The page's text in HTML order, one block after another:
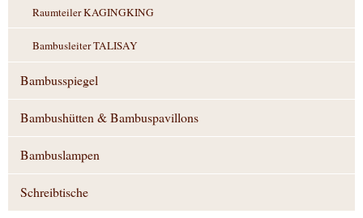
Raumteiler KAGINGKING
Bambusleiter TALISAY
Bambusspiegel
Bambushütten & Bambuspavillons
Bambuslampen
Schreibtische